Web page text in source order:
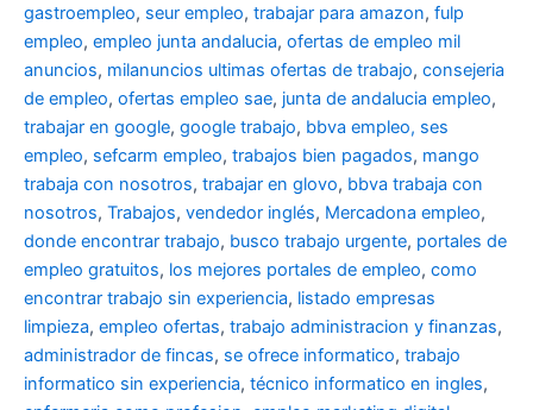
gastroempleo, seur empleo, trabajar para amazon, fulp
empleo, empleo junta andalucia, ofertas de empleo mil
anuncios, milanuncios ultimas ofertas de trabajo, consejeria
de empleo, ofertas empleo sae, junta de andalucia empleo,
trabajar en google, google trabajo, bbva empleo, ses
empleo, sefcarm empleo, trabajos bien pagados, mango
trabaja con nosotros, trabajar en glovo, bbva trabaja con
nosotros, Trabajos, vendedor inglés, Mercadona empleo,
donde encontrar trabajo, busco trabajo urgente, portales de
empleo gratuitos, los mejores portales de empleo, como
encontrar trabajo sin experiencia, listado empresas
limpieza, empleo ofertas, trabajo administracion y finanzas,
administrador de fincas, se ofrece informatico, trabajo
informatico sin experiencia, técnico informatico en ingles,